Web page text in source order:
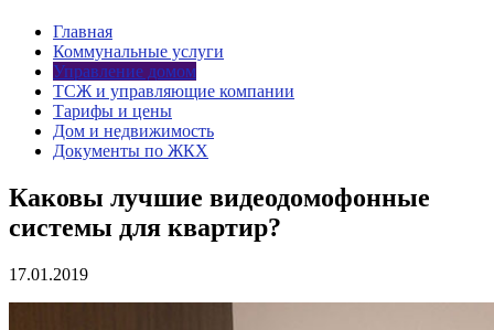
Главная
Коммунальные услуги
Управление домом
ТСЖ и управляющие компании
Тарифы и цены
Дом и недвижимость
Документы по ЖКХ
Каковы лучшие видеодомофонные
системы для квартир?
17.01.2019